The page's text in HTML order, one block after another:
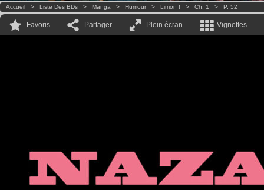
Accueil > Liste Des BDs > Manga > Humour > Limon ! > Ch. 1 > P. 52
Favoris Partager Plein écran Vignettes